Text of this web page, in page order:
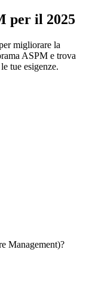
per il 2025
migliorare la
ASPM e trova
tue esigenze.
Management)?